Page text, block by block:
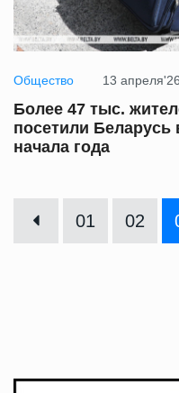
Общество 13 апреля'26
Более 47 тыс.
посетили Беларусь
начала года
01 02